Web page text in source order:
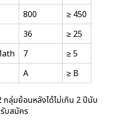
800
≥ 450
36
≥ 25
7
≥ 5
A ≥ B
กลุ่มย้อนหลังได้ไม่เกิน 2 ปีนับ
บสมัคร